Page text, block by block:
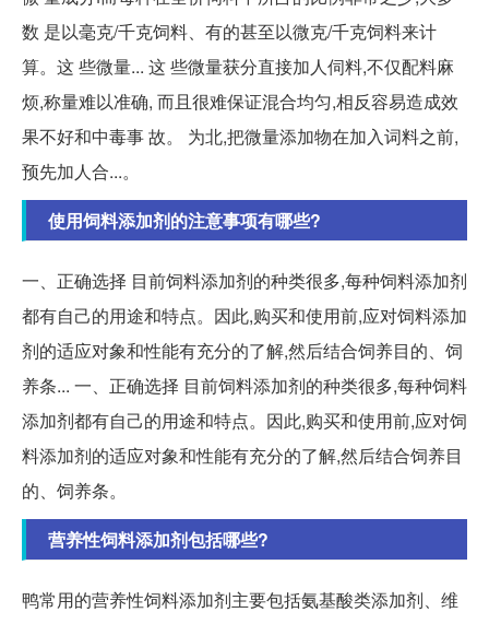
数 是以毫克/千克饲料、有的甚至以微克/千克饲料来计
算。这 些微量... 这 些微量获分直接加人伺料,不仅配料麻
烦,称量难以准确, 而且很难保证混合均匀,相反容易造成效
果不好和中毒事 故。 为北,把微量添加物在加入词料之前,
预先加人合...。
使用饲料添加剂的注意事项有哪些?
一、正确选择 目前饲料添加剂的种类很多,每种饲料添加剂
都有自己的用途和特点。因此,购买和使用前,应对饲料添加
剂的适应对象和性能有充分的了解,然后结合饲养目的、饲
养条... 一、正确选择 目前饲料添加剂的种类很多,每种饲料
添加剂都有自己的用途和特点。因此,购买和使用前,应对饲
料添加剂的适应对象和性能有充分的了解,然后结合饲养目
的、饲养条。
营养性饲料添加剂包括哪些?
鸭常用的营养性饲料添加剂主要包括氨基酸类添加剂、维